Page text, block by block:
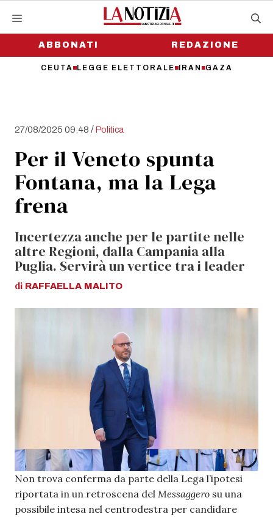
contenutoABBONATI
CEUTA LEGGE ELETTORALE IRAN GAZA
REDAZIONE
27/08/2025 09:48 /Politica
Per il Veneto spunta
Fontana, ma la Lega
frena
Incertezza anche per le partite nelle
altre Regioni, dalla Campania alla
Puglia. Servirà un vertice tra i leader
di RAFFAELLA MALITO
Non trova conferma da parte della Lega l’ipotesi
riportata in un retroscena del Messaggero su una
possibile intesa nel centrodestra per candidare